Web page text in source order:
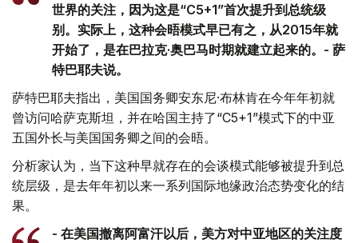
世界的关注，因为这是“C5+1”首次提升到总统级
别。实际上，这种会晤模式早已有之，从2015年就
开始了，是在巴拉克·奥巴马时期就建立起来的。- 萨
特巴耶夫说。
萨特巴耶夫指出，美国国务卿安东尼·布林肯在今年年初就
曾访问哈萨克斯坦，并在哈国主持了“C5+1”模式下的中亚
五国外长与美国国务卿之间的会晤。
分析家认为，当下这种早就存在的会谈模式能够被提升到总
统层级，是去年年初以来一系列国际地缘政治态势变化的结
果。
- 在美国撤离阿富汗以后，美方对中亚地区的关注度